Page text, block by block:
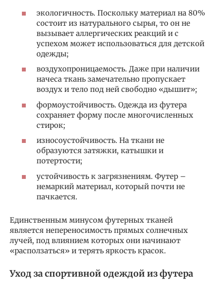
экологичность. Поскольку материал на 80%
состоит из натурального сырья, то он не
вызывает аллергических реакций и с
успехом может использоваться для детской
одежды;
воздухопроницаемость. Даже при наличии
начеса ткань замечательно пропускает
воздух и тело под ней свободно «дышит»;
формоустойчивость. Одежда из футера
сохраняет форму после многочисленных
стирок;
износоустойчивость. На ткани не
образуются затяжки, катышки и
потертости;
устойчивость к загрязнениям. Футер –
немаркий материал, который почти не
пачкается.
Единственным минусом футерных тканей
является непереносимость прямых солнечных
лучей, под влиянием которых они начинают
«расползаться» и терять яркость красок.
Уход за спортивной одеждой из футера